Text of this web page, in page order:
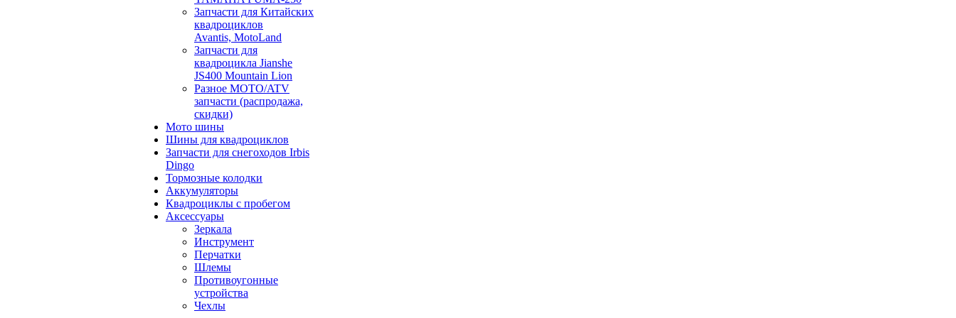
Запчасти для Китайских
квадроциклов
Avantis, MotoLand
Запчасти для
квадроцикла Jianshe
JS400 Mountain Lion
Разное МОТО/ATV
запчасти (распродажа,
скидки)
Мото шины
Шины для квадроциклов
Запчасти для снегоходов Irbis
Dingo
Тормозные колодки
Аккумуляторы
Квадроциклы с пробегом
Аксессуары
Зеркала
Инструмент
Перчатки
Шлемы
Противоугонные
устройства
Чехлы